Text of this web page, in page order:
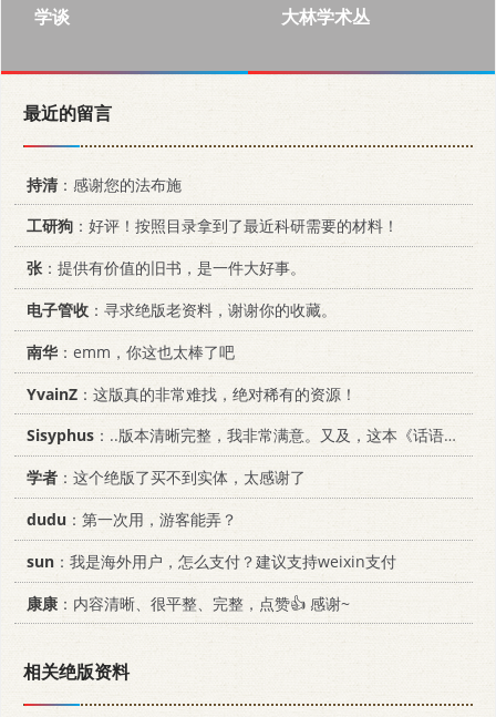
学谈
大林学术丛
最近的留言
持清：感谢您的法布施
工研狗 ：好评！按照目录拿到了最近科研需要的材料！
张：提供有价值的旧书，是一件大好事。
电子管收 ：寻求绝版老资料，谢谢你的收藏。
南华 ：emm，你这也太棒了吧
YvainZ ：这版真的非常难找，绝对稀有的资源！
Sisyphus ：..版本清晰完整，我非常满意。又及，这本《话语的真相》...
学者 ：这个绝版了买不到实体，太感谢了
dudu ：第一次用，游客能弄？
sun ：我是海外用户，怎么支付？建议支持weixin支付
康康 ：内容清晰、很平整、完整，点赞👍 感谢~
相关绝版资料